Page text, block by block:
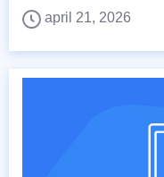
april 21, 2026